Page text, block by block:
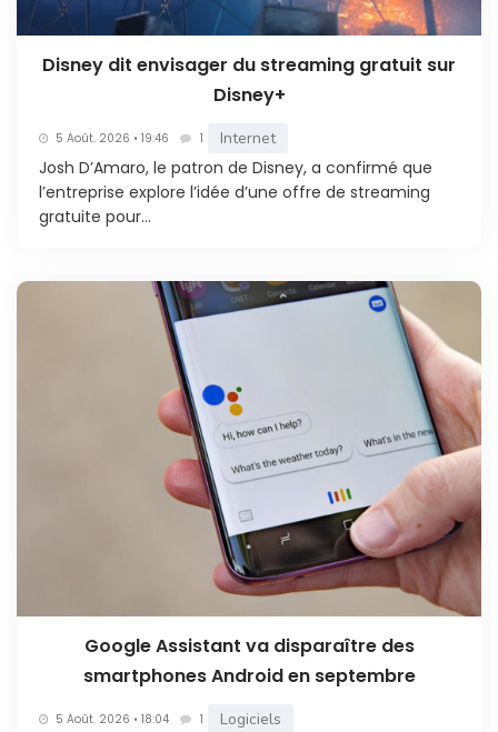
Disney dit envisager du streaming gratuit sur
Disney+
5 Août. 2026 • 19:46 1 Internet
Josh D’Amaro, le patron de Disney, a confirmé que
l’entreprise explore l’idée d’une offre de streaming
gratuite pour...
Google Assistant va disparaître des
smartphones Android en septembre
5 Août. 2026 • 18:04 1 Logiciels